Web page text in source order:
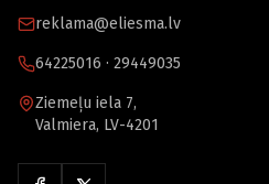
reklama@eliesma.lv
64225016 · 29449035
Ziemeļu iela 7,
Valmiera, LV-4201